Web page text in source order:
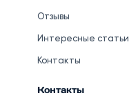
Отзывы
Интересные статьи
Контакты
Контакты